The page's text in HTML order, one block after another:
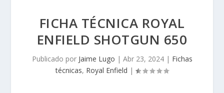
FICHA TÉCNICA ROYAL
ENFIELD SHOTGUN 650
Publicado por Jaime Lugo | Abr 23, 2024| Fichas
técnicas, Royal Enfield |